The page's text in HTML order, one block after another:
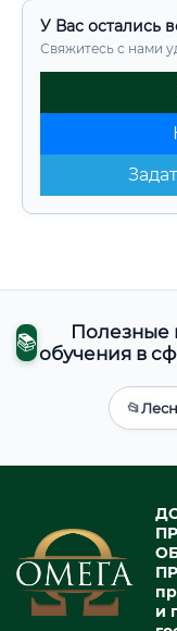
У Вас остались
Свяжитесь с нами
📚
Полезные
обучения в
📂
и